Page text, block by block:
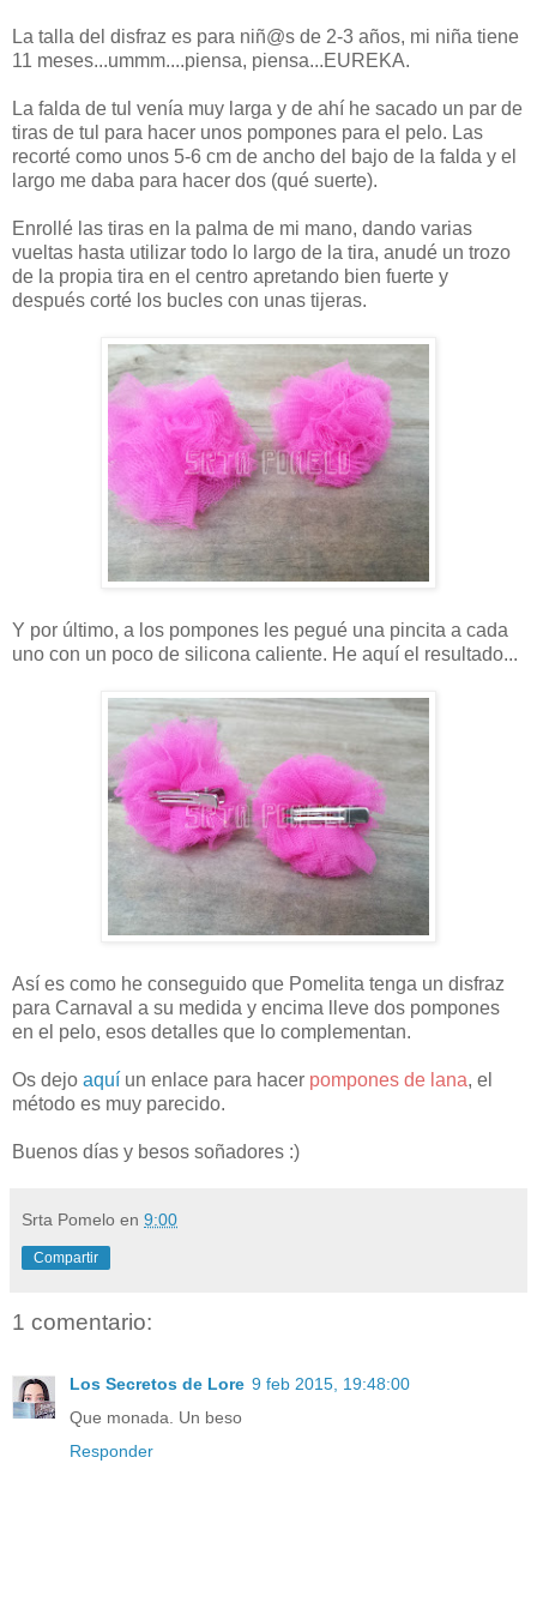
La talla del disfraz es para niñ@s de 2-3 años, mi niña tiene
11 meses...ummm....piensa, piensa...EUREKA.
La falda de tul venía muy larga y de ahí he sacado un par de
tiras de tul para hacer unos pompones para el pelo. Las
recorté como unos 5-6 cm de ancho del bajo de la falda y el
largo me daba para hacer dos (qué suerte).
Enrollé las tiras en la palma de mi mano, dando varias
vueltas hasta utilizar todo lo largo de la tira, anudé un trozo
de la propia tira en el centro apretando bien fuerte y
después corté los bucles con unas tijeras.
Y por último, a los pompones les pegué una pincita a cada
uno con un poco de silicona caliente. He aquí el resultado...
Así es como he conseguido que Pomelita tenga un disfraz
para Carnaval a su medida y encima lleve dos pompones
en el pelo, esos detalles que lo complementan.
Os dejo aquí un enlace para hacer pompones de lana, el
método es muy parecido.
Buenos días y besos soñadores :)
Srta Pomelo en 9:00
Compartir
1 comentario:
Los Secretos de Lore 9 feb 2015, 19:48:00
Que monada. Un beso
Responder